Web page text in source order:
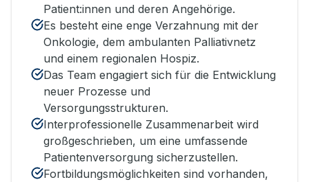
Patient:innen und deren Angehörige.
Es besteht eine enge Verzahnung mit der
Onkologie, dem ambulanten Palliativnetz
und einem regionalen Hospiz.
Das Team engagiert sich für die Entwicklung
neuer Prozesse und
Versorgungsstrukturen.
Interprofessionelle Zusammenarbeit wird
großgeschrieben, um eine umfassende
Patientenversorgung sicherzustellen.
Fortbildungsmöglichkeiten sind vorhanden,